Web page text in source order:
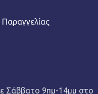
Σάββατο 9πμ-14μμ στο